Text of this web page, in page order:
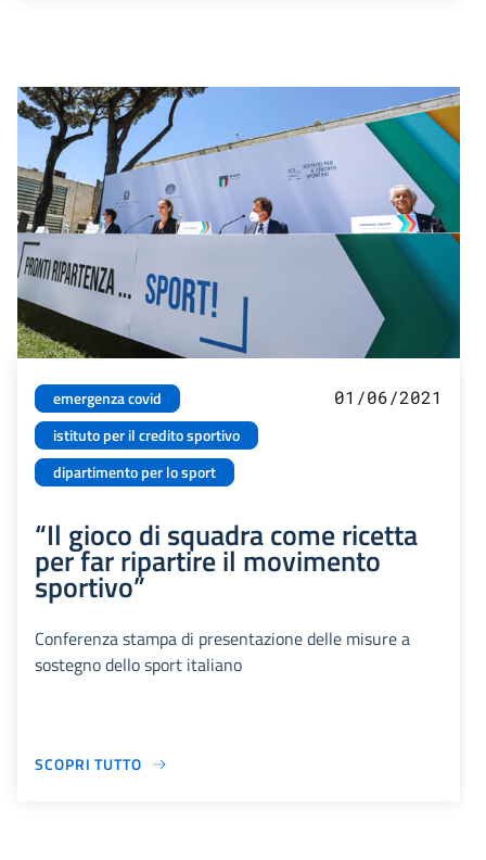
emergenza covid
istituto per il credito sportivo
dipartimento per lo sport
01/06/2021
“Il gioco di squadra come ricetta
per far ripartire il movimento
sportivo”
Conferenza stampa di presentazione delle misure a
sostegno dello sport italiano
SCOPRI TUTTO